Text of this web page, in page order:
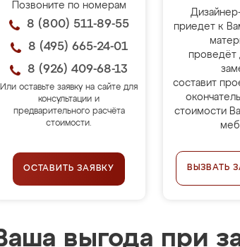
Позвоните по номерам
8 (800) 511-89-55
8 (495) 665-24-01
8 (926) 409-68-13
Или оставьте заявку на сайте для
консультации и
предварительного расчёта
стоимости.
ОСТАВИТЬ ЗАЯВКУ
приедет к
проведёт
составит
стоимости
ВЫЗВАТЬ
выгода при